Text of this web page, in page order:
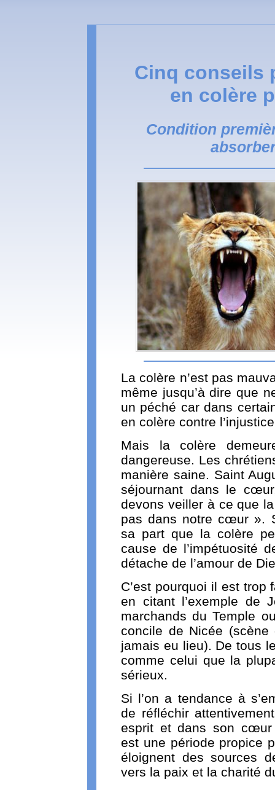
Cinq conseils
en colère
Condition
La colère n’est pas
même jusqu’à dire que
un péché car dans
en colère contre
Mais la colère
dangereuse. Les
manière saine. Saint
séjournant dans le
devons veiller à ce que
pas dans notre cœur ».
sa part que la colère
cause de l’impétuosité
détache de l’amour de
C’est pourquoi il est trop
en citant l’exemple de
marchands du Temple
concile de Nicée (scène
jamais eu lieu). De tous
comme celui que la
sérieux.
Si l’on a tendance à
de réfléchir
esprit et dans son
est une période propice
éloignent des sources
vers la paix et la charité